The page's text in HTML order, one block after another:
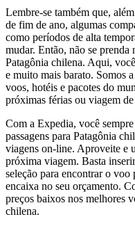
Lembre-se também que,
de fim de ano, algumas
como períodos de alta
mudar. Então, não se prenda
Patagônia chilena. Aqui,
e muito mais barato. Somos
voos, hotéis e pacotes do
próximas férias ou viagem
Com a Expedia, você
passagens para Patagônia
viagens on-line. Aproveite e
próxima viagem. Basta
seleção para encontrar o voo
encaixa no seu orçamento.
preços baixos nos melhores
chilena.